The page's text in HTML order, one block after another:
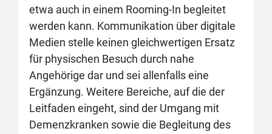
etwa auch in einem Rooming-In begleitet
werden kann. Kommunikation über digitale
Medien stelle keinen gleichwertigen Ersatz
für physischen Besuch durch nahe
Angehörige dar und sei allenfalls eine
Ergänzung. Weitere Bereiche, auf die der
Leitfaden eingeht, sind der Umgang mit
Demenzkranken sowie die Begleitung des